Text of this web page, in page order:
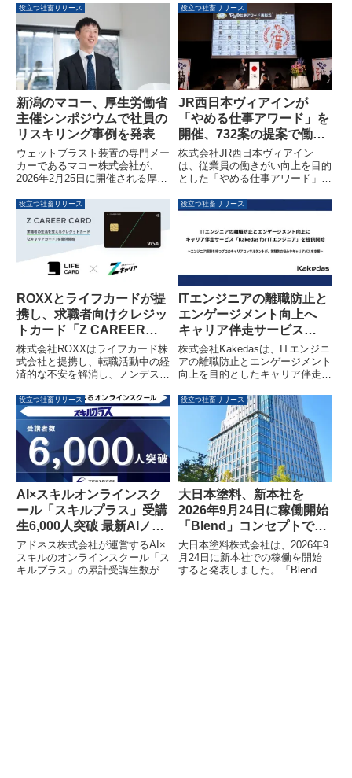
の属人化や採用難といった課題に
対し「雇用に頼らないバックオフ
ィス」という新たな解決策を提案
します。
生推進法人」（ハタラクエール法
人）に認定されました。この認定
は、最もスコアの高い「優良福利
厚生法人」に次ぐ区分で、基準ス
コア以上を満たした法人が対象で
す。
役立つ社畜リリース
新潟のマコー、厚生労働省
主催シンポジウムで社員の
リスキリング事例を発表
ウェットブラスト装置の専門メー
カーであるマコー株式会社が、
2026年2月25日に開催される厚生
び・学び直し促進 第6回シンポジ
ウム」に登壇します。社員の学び
直し（リスキリング）を支援する
「新・磨創人（まそうじん）プロ
グラム」の実践事例が紹介される
予定です。
役立つ社畜リリース
JR西日本ヴィアインが
「やめる仕事アワード」を
開催、732案の提案で働き
がい向上を目指します
株式会社JR西日本ヴィアイン
は、従業員の働きがい向上を目的
とした「やめる仕事アワード」を
はなく、不要な業務を見直し「や
取り組みには、732案もの提案が
寄せられ、その中から選ばれた受
賞案の実行が宣言されました。
役立つ社畜リリース
ROXXとライフカードが提
携し、求職者向けクレジッ
トカード「Z CAREER
CARD」の提供を開始
株式会社ROXXはライフカード株
式会社と提携し、転職活動中の経
済的な不安を解消し、ノンデスク
トするクレジットカード「Z
CAREER CARD」を2026年2月25
日より提供開始しました。
役立つ社畜リリース
ITエンジニアの離職防止と
エンゲージメント向上へ
キャリア伴走サービス
「Kakedas for ITエンジニ
ア」を提供開始
株式会社Kakedasは、ITエンジニ
アの離職防止とエンゲージメント
向上を目的としたキャリア伴走サ
ア」の提供を開始しました。客先
常駐などによりキャリアの閉塞感
を抱えやすいITエンジニアに対
し、IT業界知識を持つ専門のキャ
リアコンサルタントが個別のキャ
リア形成を支援し、企業の課題解
決に貢献します。
役立つ社畜リリース
AI×スキルオンラインスク
ール「スキルプラス」受講
生6,000人突破 最新AIノウ
ハウと伴走型支援で急成長
アドネス株式会社が運営するAI×
スキルのオンラインスクール「ス
キルプラス」の累計受講生数が
役立つ社畜リリース
大日本塗料、新本社を
2026年9月24日に稼働開始
「Blend」コンセプトで働
き方を刷新
大日本塗料株式会社は、2026年9
月24日に新本社での稼働を開始
すると発表しました。「Blend」